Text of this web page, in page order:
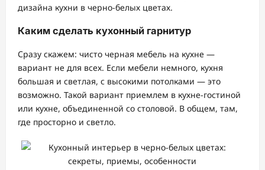
дизайна кухни в черно-белых цветах.
Каким сделать кухонный гарнитур
Сразу скажем: чисто черная мебель на кухне —
вариант не для всех. Если мебели немного, кухня
большая и светлая, с высокими потолками — это
возможно. Такой вариант приемлем в кухне-гостиной
или кухне, объединенной со столовой. В общем, там,
где просторно и светло.